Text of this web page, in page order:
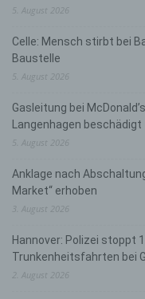
5. August 2026
Celle: Mensch stirbt bei
Baustelle
5. August 2026
Gasleitung bei
Langenhagen beschädigt
5. August 2026
Anklage nach
Market“ erhoben
3. August 2026
Hannover: Polizei stoppt
Trunkenheitsfahrten bei
2. August 2026